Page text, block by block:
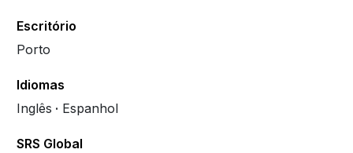
Escritório
Porto
Idiomas
Inglês
Espanhol
SRS Global